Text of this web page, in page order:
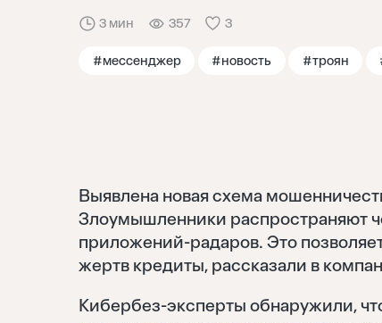
3 мин 357 3
#мессенджер #новость #троян
Выявлена новая схема
Злоумышленники распространяют
приложений-радаров. Это
жертв кредиты, рассказали в
Кибербез-эксперты обнаружили,